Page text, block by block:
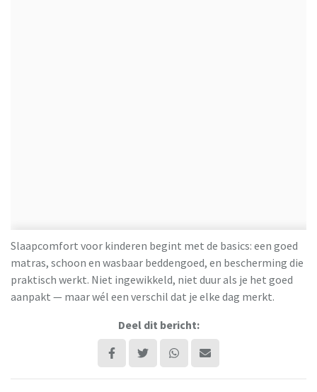
Slaapcomfort voor kinderen begint met de basics: een goed
matras, schoon en wasbaar beddengoed, en bescherming die
praktisch werkt. Niet ingewikkeld, niet duur als je het goed
aanpakt — maar wél een verschil dat je elke dag merkt.
Deel dit bericht: